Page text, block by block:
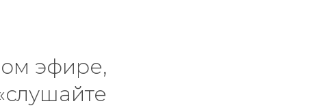
эфире,